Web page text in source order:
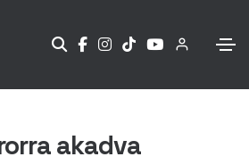
akadva